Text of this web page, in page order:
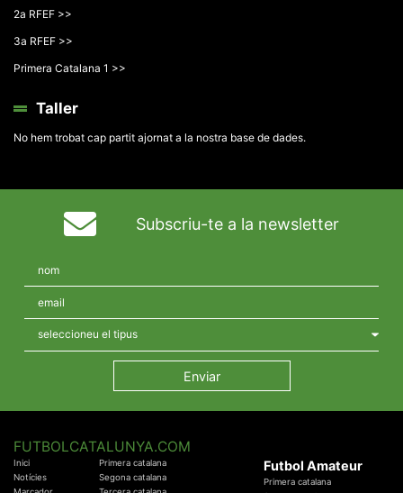
2a RFEF >>
3a RFEF >>
Primera Catalana 1 >>
Taller
No hem trobat cap partit ajornat a la nostra base de dades.
Subscriu-te a la newsletter
FUTBOLCATALUNYA.COM
Inici
Notícies
Primera catalana
Segona catalana
Futbol Amateur
Primera catalana